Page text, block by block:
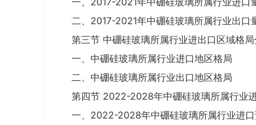
二、2017-2021年中硼硅玻璃所属行业出口
第三节 中硼硅玻璃所属行业进出口区域格
一、中硼硅玻璃所属行业进口地区格局
二、中硼硅玻璃所属行业出口地区格局
第四节 2022-2028年中硼硅玻璃所属行业
一、2022-2028年中硼硅玻璃所属行业进口